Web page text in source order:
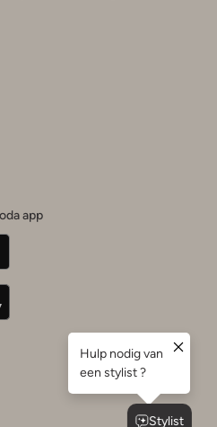
app